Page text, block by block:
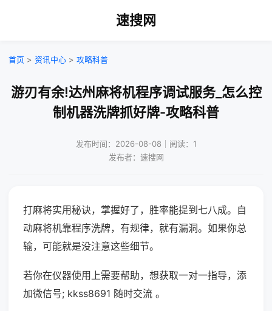
速搜网
首页 > 资讯中心 > 攻略科普
游刃有余!达州麻将机程序调试服务_怎么控
制机器洗牌抓好牌-攻略科普
发布时间：2026-08-08｜阅读：1
发布者：速搜网
打麻将实用秘诀，掌握好了，胜率能提到七八成。自
动麻将机靠程序洗牌，有规律，就有漏洞。如果你总
输，可能就是没注意这些细节。
若你在仪器使用上需要帮助，想获取一对一指导，添
加微信号; kkss8691 随时交流 。